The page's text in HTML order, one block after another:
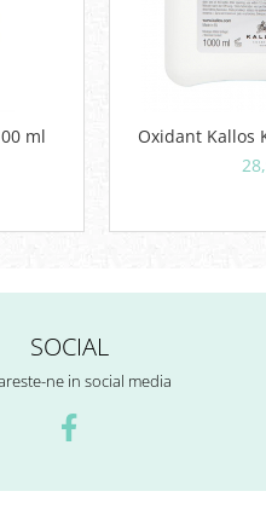
100 ml
Oxidant Kallos
SOCIAL
ne in social media